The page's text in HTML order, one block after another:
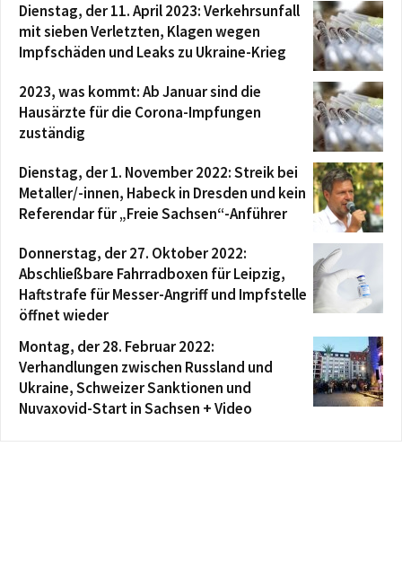
Dienstag, der 11. April 2023: Verkehrsunfall
mit sieben Verletzten, Klagen wegen
Impfschäden und Leaks zu Ukraine-Krieg
2023, was kommt: Ab Januar sind die
Hausärzte für die Corona-Impfungen
zuständig
Dienstag, der 1. November 2022: Streik bei
Metaller/-innen, Habeck in Dresden und kein
Referendar für „Freie Sachsen“-Anführer
Donnerstag, der 27. Oktober 2022:
Abschließbare Fahrradboxen für Leipzig,
Haftstrafe für Messer-Angriff und Impfstelle
öffnet wieder
Montag, der 28. Februar 2022:
Verhandlungen zwischen Russland und
Ukraine, Schweizer Sanktionen und
Nuvaxovid-Start in Sachsen + Video